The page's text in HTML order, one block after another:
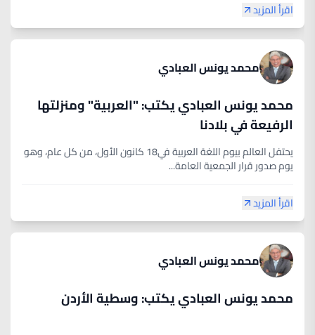
اقرأ المزيد
محمد يونس العبادي
محمد يونس العبادي يكتب: "العربية" ومنزلتها
الرفيعة في بلادنا
يحتفل العالم بيوم اللغة العربية في18 كانون الأول، من كل عام، وهو
يوم صدور قرار الجمعية العامة...
اقرأ المزيد
محمد يونس العبادي
محمد يونس العبادي يكتب: وسطية الأردن